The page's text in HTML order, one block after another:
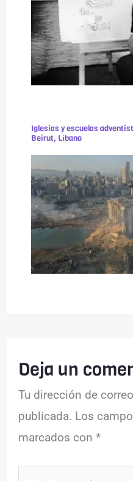
Iglesias y escuelas
Beirut, Líbano
Deja un
Tu dirección de
publicada. Los
marcados con*